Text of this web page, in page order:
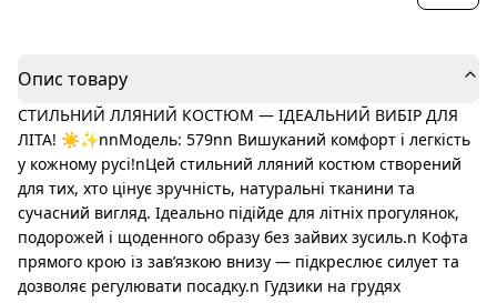
Опис товару
СТИЛЬНИЙ ЛЛЯНИЙ КОСТЮМ — ІДЕАЛЬНИЙ ВИБІР ДЛЯ
ЛІТА! ☀️✨nnМодель: 579nn Вишуканий комфорт і легкість
у кожному русі!nЦей стильний лляний костюм створений
для тих, хто цінує зручність, натуральні тканини та
сучасний вигляд. Ідеально підійде для літніх прогулянок,
подорожей і щоденного образу без зайвих зусиль.n Кофта
прямого крою із зав’язкою внизу — підкреслює силует та
дозволяє регулювати посадку.n Гудзики на грудях